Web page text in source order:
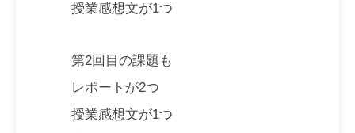
授業感想文が1つ
第2回目の課題も
レポートが2つ
授業感想文が1つ